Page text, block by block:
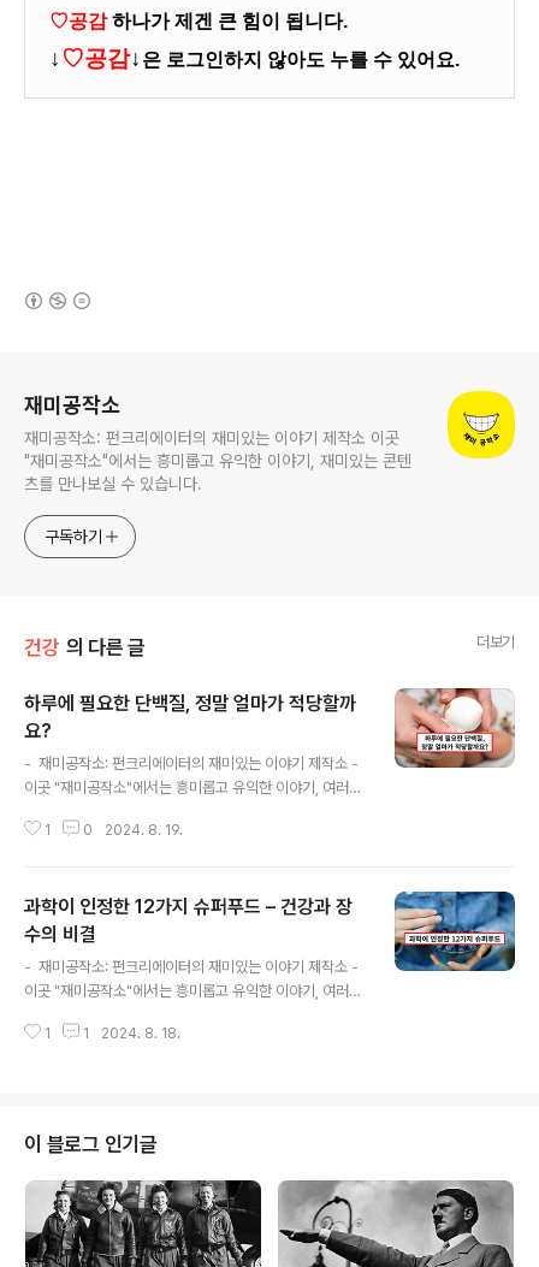
♡공감하나가 제겐 큰 힘이 됩니다.
↓ ♡공감↓ 은 로그인하지 않아도 누를 수 있어요.
재미공작소
재미공작소: 펀크리에이터의 재미있는 이야기 제작소 이곳
"재미공작소"에서는 흥미롭고 유익한 이야기, 재미있는 콘텐
츠를 만나보실 수 있습니다.
구독하기
건강 의 다른 글 더보기
하루에 필요한 단백질, 정말 얼마가 적당할까
요?
- 재미공작소: 펀크리에이터의 재미있는 이야기 제작소 -
이곳 "재미공작소"에서는 흥미롭고 유익한 이야기, 여러가
요, 여러분! 재미공작소의 펀크리에이터입니다.단백질
하고 회복하는 데 필수적이며, 호르몬과 효소를 생성하
고, 면역 기능을 지원하는 등 다양한 생리적 기능에 기여합
니다. 하지만 하루에 얼마나 많은 단백질을 섭취해야 하는
지는 사람마다 다를 수 있습니다. 이번 글에서는 일반적
인 가이드라인과 각자의 필요에 맞는 단백질 섭취량을 결
정하는 방법을 알아보겠습니다.◆ 기본적인 단백질 섭취
1 0 2024. 8. 19.
과학이 인정한 12가지 슈퍼푸드 – 건강과 장
수의 비결
- 재미공작소: 펀크리에이터의 재미있는 이야기 제작소 -
이곳 "재미공작소"에서는 흥미롭고 유익한 이야기, 여러가
여러분! 재미공작소의 펀크리에이터입니다.슈퍼푸드란 영
습니다. 이번 포스팅에서는 과학적으로 검증된 12가지 슈
퍼푸드를 소개합니다.1. 블루베리 (Blueberries)블루베리
는 여전히 최고의 슈퍼푸드로 인정받고 있습니다. 강력한
항산화제인 안토시아닌이 풍부하여 노화 방지와 인지 기능
개선에 도움을 줍니다. 또한, 심혈관 건강을 보호하는 효과
도 있습니다.2. 녹색 채소 (L..
1 1 2024. 8. 18.
이 블로그 인기글